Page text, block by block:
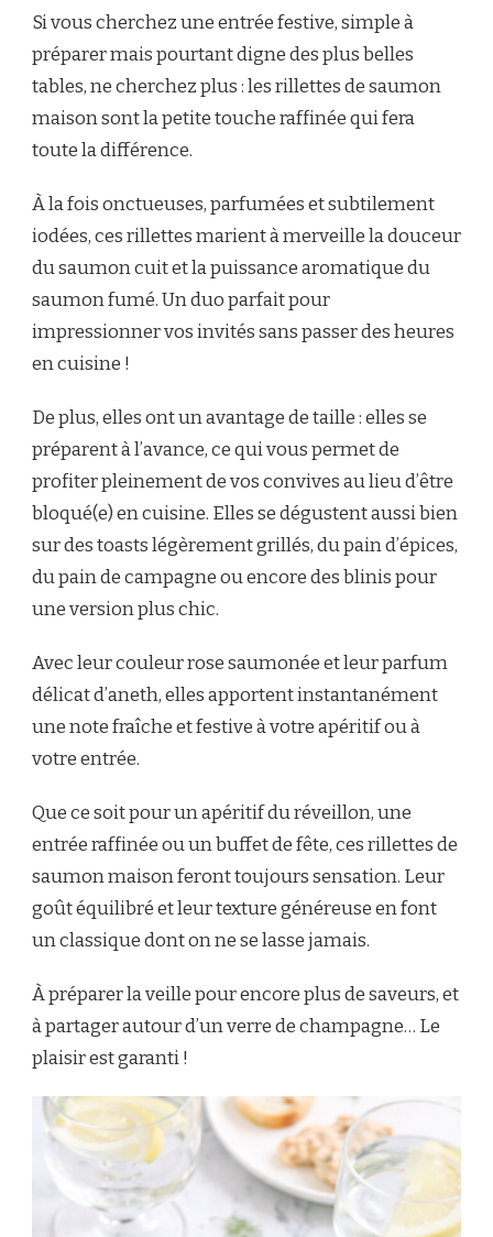
FIN
Si vous cherchez une entrée festive, simple à
préparer mais pourtant digne des plus belles
tables, ne cherchez plus : les rillettes de saumon
maison sont la petite touche raffinée qui fera
toute la différence.
À la fois onctueuses, parfumées et subtilement
iodées, ces rillettes marient à merveille la douceur
du saumon cuit et la puissance aromatique du
saumon fumé. Un duo parfait pour
impressionner vos invités sans passer des heures
en cuisine !
De plus, elles ont un avantage de taille : elles se
préparent à l’avance, ce qui vous permet de
profiter pleinement de vos convives au lieu d’être
bloqué(e) en cuisine. Elles se dégustent aussi bien
sur des toasts légèrement grillés, du pain d’épices,
du pain de campagne ou encore des blinis pour
une version plus chic.
Avec leur couleur rose saumonée et leur parfum
délicat d’aneth, elles apportent instantanément
une note fraîche et festive à votre apéritif ou à
votre entrée.
Que ce soit pour un apéritif du réveillon, une
entrée raffinée ou un buffet de fête, ces rillettes de
saumon maison feront toujours sensation. Leur
goût équilibré et leur texture généreuse en font
un classique dont on ne se lasse jamais.
À préparer la veille pour encore plus de saveurs, et
à partager autour d’un verre de champagne… Le
plaisir est garanti !